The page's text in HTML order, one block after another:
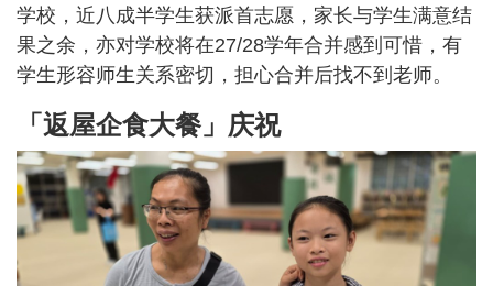
学校，近八成半学生获派首志愿，家长与学生满意结
果之余，亦对学校将在27/28学年合并感到可惜，有
学生形容师生关系密切，担心合并后找不到老师。
「返屋企食大餐」庆祝